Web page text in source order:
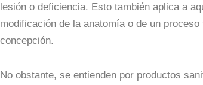
lesión o deficiencia. Esto también aplica a
modificación de la anatomía o de un
concepción.
No obstante, se entienden por productos